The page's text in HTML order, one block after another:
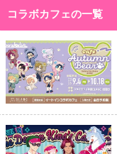
コラボカフェの一覧